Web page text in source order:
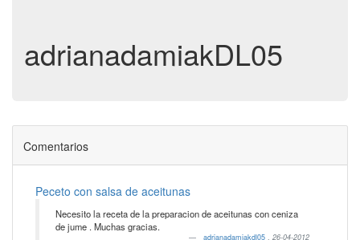
adrianadamiakDL05
Comentarios
Peceto con salsa de aceitunas
Necesito la receta de la preparacion de aceitunas con ceniza
de jume . Muchas gracias.
adrianadamiakdl05 , 26-04-2012